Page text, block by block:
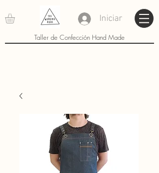
Iniciar
Taller de Confección Hand Made